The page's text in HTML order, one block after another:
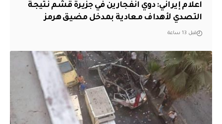
اعلام إيراني: دوي انفجارين في جزيرة قشم نتيجة
التصدي لأهداف معادية بمدخل مضيق هرمز
قبل 13 ساعة